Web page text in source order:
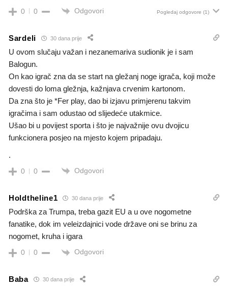
0 0 Odgovori Pogledaj odgovore (1)
Sardeli 30 dana prije
U ovom slučaju važan i nezanemariva sudionik je i sam
Balogun.
On kao igrač zna da se start na gležanj noge igrača, koji može
dovesti do loma gležnja, kažnjava crvenim kartonom.
Da zna što je *Fer play, dao bi izjavu primjerenu takvim
igračima i sam odustao od slijedeće utakmice.
Ušao bi u povijest sporta i što je najvažnije ovu dvojicu
funkcionera posjeo na mjesto kojem pripadaju.
.
0 0 Odgovori
Holdtheline1 30 dana prije
Podrška za Trumpa, treba gazit EU a u ove nogometne
fanatike, dok im veleizdajnici vode države oni se brinu za
nogomet, kruha i igara
0 0 Odgovori
Baba 30 dana prije